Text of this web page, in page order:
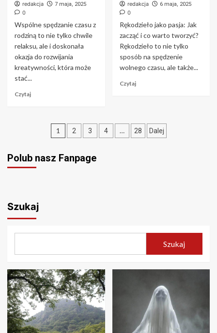
redakcja 7 maja, 2025
0
Wspólne spędzanie czasu z
rodziną to nie tylko chwile
relaksu, ale i doskonała
okazja do rozwijania
kreatywności, która może
stać...
Czytaj
redakcja 6 maja, 2025
0
Rękodzieło jako pasja: Jak
zacząć i co warto tworzyć?
Rękodzieło to nie tylko
sposób na spędzenie
wolnego czasu, ale także...
Czytaj
Stronicowanie
1 2 3 4 … 28 Dalej
Polub nasz Fanpage
Szukaj
Szukaj